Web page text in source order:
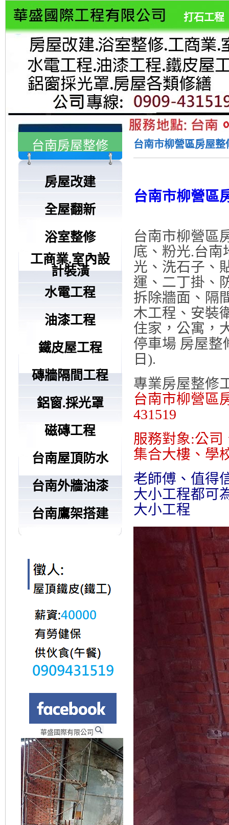
打石工程
台南房屋整修
房屋改建
全屋翻新
浴室整修
工商業.室內設
計裝潢
水電工程
油漆工程
鐵皮屋工程
磚牆隔間工程
鋁窗.採光罩
磁磚工程
台南屋頂防水
台南外牆油漆
台南鷹架搭建
華盛國際有限公司
台南市柳營區房屋
台南市柳營區
台南市柳營區
底、粉光.台南
光、洗石子、
運、二丁掛、
拆除牆面、隔
木工程、安裝
住家，公寓，
停車場 房屋整
日).
專業房屋整修
台南市柳營區
431519
服務對象:公司
集合大樓、學
老師傅、值得
大小工程都可
大小工程